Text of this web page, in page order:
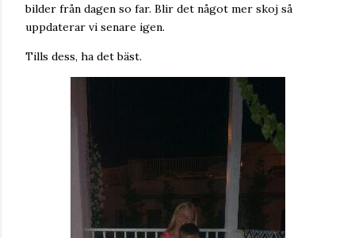
bilder från dagen so far. Blir det något mer skoj så
uppdaterar vi senare igen.
Tills dess, ha det bäst.